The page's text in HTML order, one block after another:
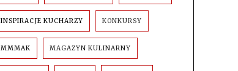
INSPIRACJE KUCHARZY KONKURSY
MMMAK MAGAZYN KULINARNY